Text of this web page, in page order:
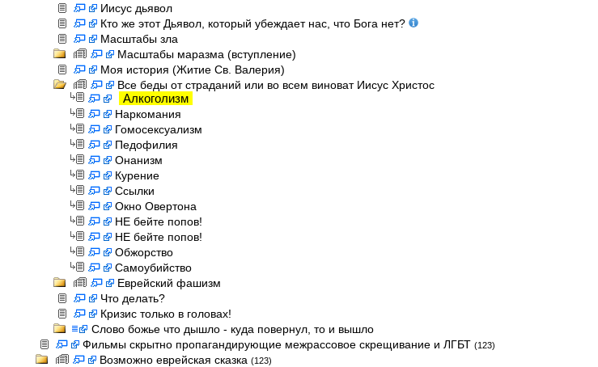
Иисус дьявол
Кто же этот Дьявол, который убеждает нас, что Бога нет?
Масштабы зла
Масштабы маразма (вступление)
Моя история (Житие Св. Валерия)
Все беды от страданий или во всем виноват Иисус Христос
Алкоголизм
Наркомания
Гомосексуализм
Педофилия
Онанизм
Курение
Ссылки
Окно Овертона
НЕ бейте попов!
НЕ бейте попов!
Обжорство
Самоубийство
Еврейский фашизм
Что делать?
Кризис только в головах!
Слово божье что дышло - куда повернул, то и вышло
Фильмы скрытно пропагандирующие межрассовое скрещивание и ЛГБТ (123)
Возможно еврейская сказка (123)